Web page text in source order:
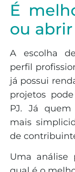
É
ou
A escolha
perfil
já possui
projetos
PJ. Já
mais
de
Uma análise